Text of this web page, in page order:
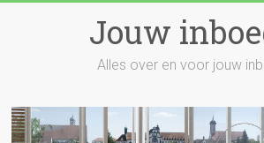
Jouw
Alles over en voor jouw